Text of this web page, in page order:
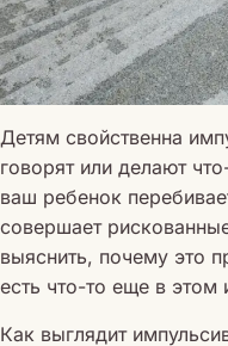
Детям свойственна
говорят или делают
ваш ребенок
совершает
выяснить, почему это
есть что-то еще в этом
Как выглядит